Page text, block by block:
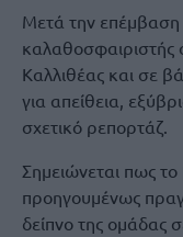
Μετά την
καλαθοσφαιριστής
Καλλιθέας και σε
για απείθεια,
σχετικό ρεπορτάζ.
Σημειώνεται πως
προηγουμένως
δείπνο της ομάδας